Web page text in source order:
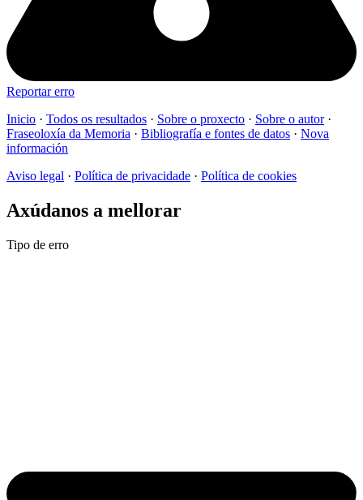
Reportar erro
Inicio · Todos os resultados · Sobre o proxecto · Sobre o autor·
Fraseoloxía da Memoria · Bibliografía e fontes de datos · Nova
información
Aviso legal · Política de privacidade · Política de cookies
Axúdanos a mellorar
Tipo de erro